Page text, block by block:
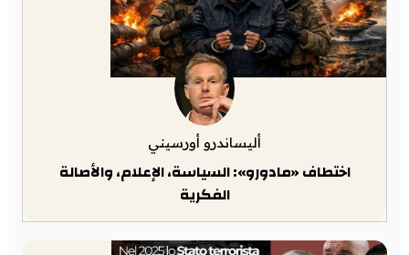
أليساندرو أورسيني
اختطاف «مادورو»: السياسة، الإعلام، والأصالة
الفكرية